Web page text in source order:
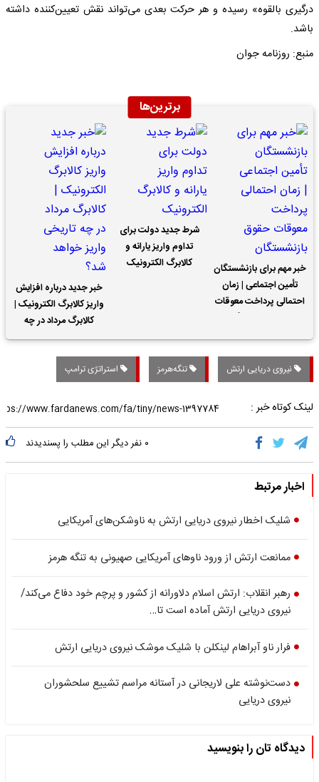
درگیری بالقوه» رسیده و هر حرکت بعدی می‌تواند نقش تعیین‌کننده داشته
باشد.
منبع: روزنامه جوان
برترین‌ها
خبر مهم برای بازنشستگان
تأمین اجتماعی | زمان
احتمالی پرداخت معوقات
شرط جدید دولت برای
تداوم واریز یارانه و
کالابرگ الکترونیک
خبر جدید درباره افزایش
واریز کالابرگ الکترونیک |
کالابرگ مرداد در چه
تاریخی واریز خواهد شد؟
نیروی دریایی ارتش تنگه‌هرمز استراتژی ترامپ
لینک کوتاه خبر :
۰ نفر دیگر این مطلب را پسندیدند
اخبار مرتبط
شلیک اخطار نیروی دریایی ارتش به ناوشکن‌های آمریکایی
ممانعت ارتش از ورود ناوهای آمریکایی صهیونی به تنگه هرمز
رهبر انقلاب: ارتش اسلام دلاورانه از کشور و پرچم خود دفاع می‌کند/
نیروی دریایی ارتش آماده است تا…
فرار ناو آبراهام لینکلن با شلیک موشک نیروی دریایی ارتش
دست‌نوشته‌ علی لاریجانی در آستانه مراسم تشییع سلحشوران
نیروی دریایی
دیدگاه تان را بنویسید